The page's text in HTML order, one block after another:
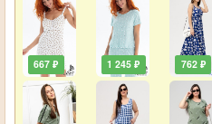
667 ₽ 1 245 ₽ 762 ₽